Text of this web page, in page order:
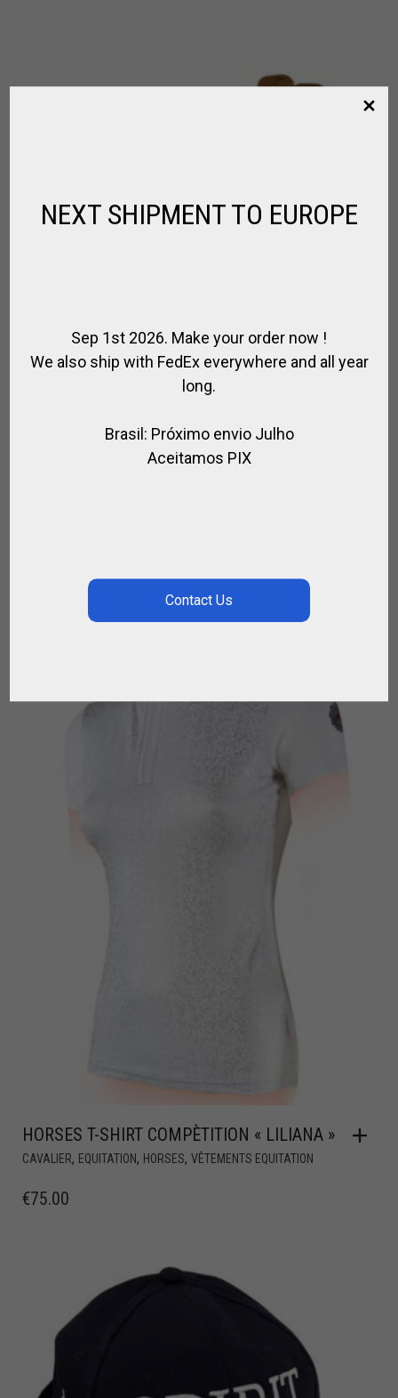
HORSES T-SHIRT COMPÈTITION « LILIANA »
CAVALIER, EQUITATION, HORSES, VÊTEMENTS EQUITATION
€75.00
NEXT SHIPMENT TO EUROPE
Sep 1st 2026. Make your order now !
We also ship with FedEx everywhere and all year
long.
Brasil: Próximo envio Julho
Aceitamos PIX